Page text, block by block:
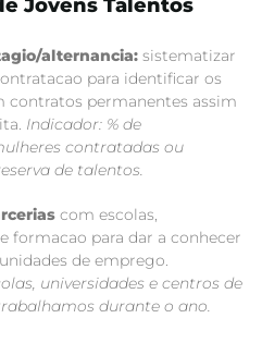
Jovens Talentos
alternancia: sistematizar
para identificar os
contratos permanentes assim
Indicador: % de
contratadas ou
de talentos.
com escolas,
formacao para dar a conhecer
de emprego.
universidades e centros de
durante o ano.